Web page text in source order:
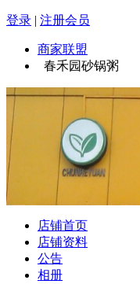
登录 | 注册会员
商家联盟
春禾园砂锅粥
店铺首页
店铺资料
公告
相册